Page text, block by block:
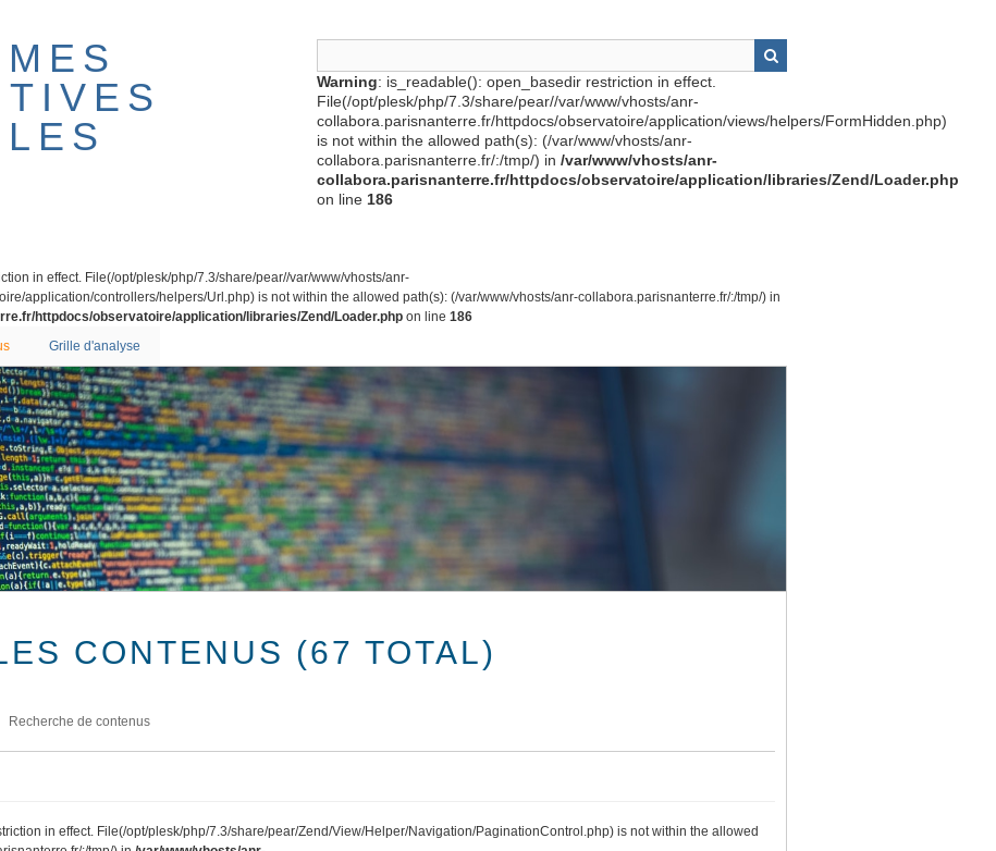
Warning: is_readable(): open_basedir restriction in effect.
File(/opt/plesk/php/7.3/share/pear//var/www/vhosts/anr-
collabora.parisnanterre.fr/httpdocs/observatoire/application/views/helpers/FormHidden.php)
is not within the allowed path(s): (/var/www/vhosts/anr-
collabora.parisnanterre.fr/:/tmp/) in /var/www/vhosts/anr-
collabora.parisnanterre.fr/httpdocs/observatoire/application/libraries/Zend/Loader.php
on line 186
in effect. File(/opt/plesk/php/7.3/share/pear//var/www/vhosts/anr-
application/controllers/helpers/Url.php) is not within the allowed path(s): (/var/www/vhosts/anr-collabora.parisnanterre.fr/:/tmp/) in
httpdocs/observatoire/application/libraries/Zend/Loader.php on line 186
Grille d'analyse
CONTENUS (67 TOTAL)
Recherche de contenus
in effect. File(/opt/plesk/php/7.3/share/pear/Zend/View/Helper/Navigation/PaginationControl.php) is not within the allowed